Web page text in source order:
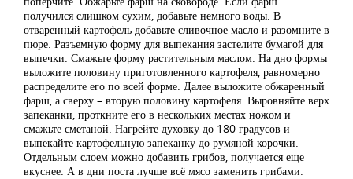
получился слишком сухим, добавьте немного воды. В
отваренный картофель добавьте сливочное масло и разомните в
пюре. Разъемную форму для выпекания застелите бумагой для
выпечки. Смажьте форму растительным маслом. На дно формы
выложите половину приготовленного картофеля, равномерно
распределите его по всей форме. Далее выложите обжаренный
фарш, а сверху – вторую половину картофеля. Выровняйте верх
запеканки, проткните его в нескольких местах ножом и
смажьте сметаной. Нагрейте духовку до 180 градусов и
выпекайте картофельную запеканку до румяной корочки.
Отдельным слоем можно добавить грибов, получается еще
вкуснее. А в дни поста лучше всё мясо заменить грибами.